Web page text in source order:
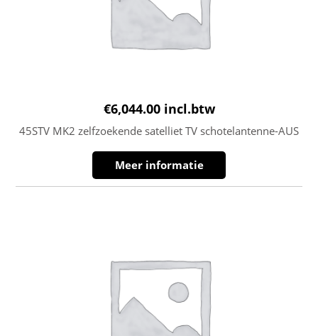
€6,044.00 incl.btw
45STV MK2 zelfzoekende satelliet TV schotelantenne-AUS
Meer informatie